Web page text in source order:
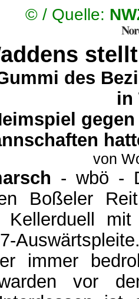
© / Quelle:
des
in
von
- wbö -
Boßeler
Kellerduell
immer
vor